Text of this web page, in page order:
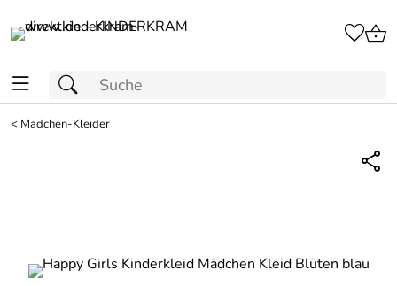
< Mädchen-Kleider